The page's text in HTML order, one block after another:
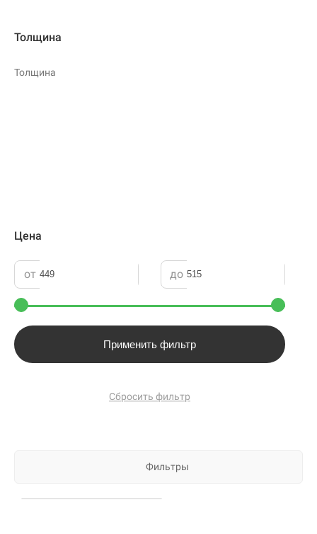
Толщина
Толщина
Цена
от до
Применить фильтр
Сбросить фильтр
Фильтры